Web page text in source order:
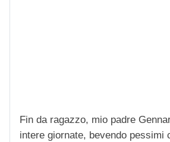
Fin da ragazzo, mio padre
intere giornate, bevendo